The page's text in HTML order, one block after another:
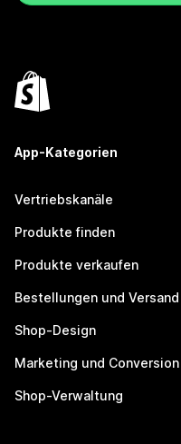
App-Kategorien
Vertriebskanäle
Produkte finden
Produkte verkaufen
Bestellungen und Versand
Shop-Design
Marketing und Conversion
Shop-Verwaltung